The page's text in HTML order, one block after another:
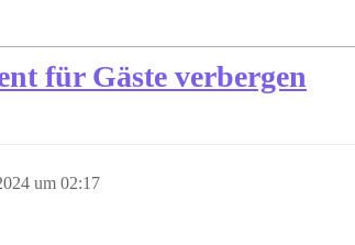
für Gäste verbergen
um 02:17